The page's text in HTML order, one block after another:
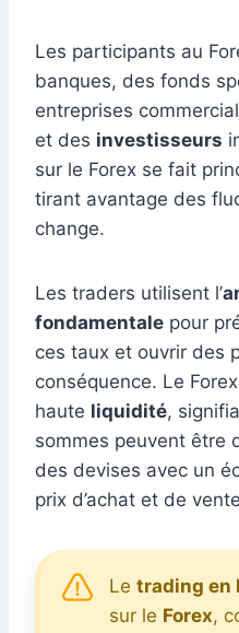
Les participants au
banques, des fonds
entreprises
et des investisseurs
sur le Forex se fait
tirant avantage des
change.
Les traders utilisent l’
fondamentale pour
ces taux et ouvrir des
conséquence. Le
haute liquidité,
sommes peuvent être
des devises avec un
prix d’achat et de
Le trading en
sur le Forex,